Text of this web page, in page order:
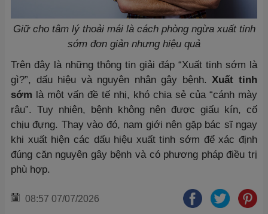
Giữ cho tâm lý thoải mái là cách phòng ngừa xuất tinh
sớm đơn giản nhưng hiệu quả
Trên đây là những thông tin giải đáp “Xuất tinh sớm là
gì?”, dấu hiệu và nguyên nhân gây bệnh.Xuất tinh
sớm là một vấn đề tế nhị, khó chia sẻ của “cánh mày
râu”. Tuy nhiên, bệnh không nên được giấu kín, cố
chịu đựng. Thay vào đó, nam giới nên gặp bác sĩ ngay
khi xuất hiện các dấu hiệu xuất tinh sớm để xác định
đúng căn nguyên gây bệnh và có phương pháp điều trị
phù hợp.
08:57 07/07/2026